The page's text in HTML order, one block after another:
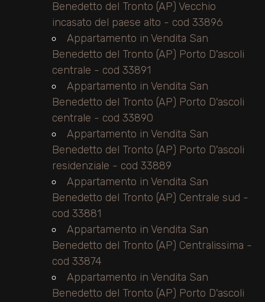
Benedetto del Tronto (AP) Vecchio
incasato del paese alto - cod 33896
Appartamento in Vendita San
Benedetto del Tronto (AP) Porto D'ascoli
centrale - cod 33891
Appartamento in Vendita San
Benedetto del Tronto (AP) Porto D'ascoli
centrale - cod 33890
Appartamento in Vendita San
Benedetto del Tronto (AP) Porto D'ascoli
residenziale - cod 33889
Appartamento in Vendita San
Benedetto del Tronto (AP) Centrale sud -
cod 33881
Appartamento in Vendita San
Benedetto del Tronto (AP) Centralissima -
cod 33874
Appartamento in Vendita San
Benedetto del Tronto (AP) Porto D'ascoli